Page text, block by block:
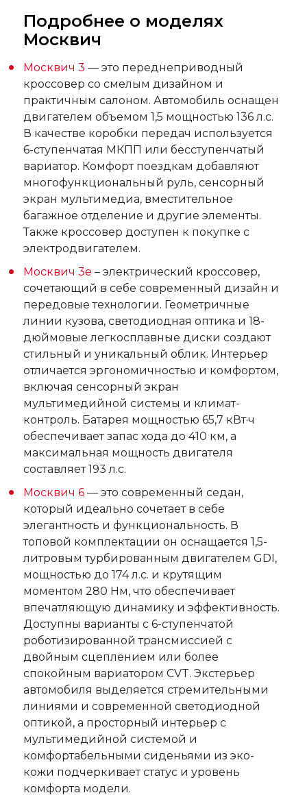
Подробнее о моделях
Москвич
Москвич 3 — это переднеприводный
кроссовер со смелым дизайном и
практичным салоном. Автомобиль оснащен
двигателем объемом 1,5 мощностью 136 л.с.
В качестве коробки передач используется
6-ступенчатая МКПП или бесступенчатый
вариатор. Комфорт поездкам добавляют
многофункциональный руль, сенсорный
экран мультимедиа, вместительное
багажное отделение и другие элементы.
Также кроссовер доступен к покупке с
электродвигателем.
Москвич 3e – электрический кроссовер,
сочетающий в себе современный дизайн и
передовые технологии. Геометричные
линии кузова, светодиодная оптика и 18-
дюймовые легкосплавные диски создают
стильный и уникальный облик. Интерьер
отличается эргономичностью и комфортом,
включая сенсорный экран
мультимедийной системы и климат-
контроль. Батарея мощностью 65,7 кВт·ч
обеспечивает запас хода до 410 км, а
максимальная мощность двигателя
составляет 193 л.с.
Москвич 6 — это современный седан,
который идеально сочетает в себе
элегантность и функциональность. В
топовой комплектации он оснащается 1,5-
литровым турбированным двигателем GDI,
мощностью до 174 л.с. и крутящим
моментом 280 Нм, что обеспечивает
впечатляющую динамику и эффективность.
Доступны варианты с 6-ступенчатой
роботизированной трансмиссией с
двойным сцеплением или более
спокойным вариатором CVT. Экстерьер
автомобиля выделяется стремительными
линиями и современной светодиодной
оптикой, а просторный интерьер с
мультимедийной системой и
комфортабельными сиденьями из эко-
кожи подчеркивает статус и уровень
комфорта модели.